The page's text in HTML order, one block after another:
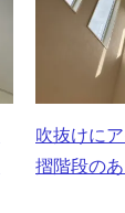
吹抜けに
摺階段の